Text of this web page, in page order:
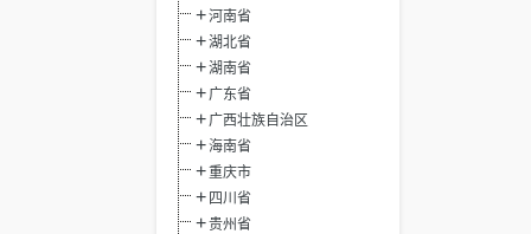
河南省
湖北省
湖南省
广东省
广西壮族自治区
海南省
重庆市
四川省
贵州省